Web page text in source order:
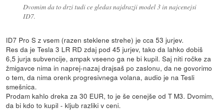
Dvomim da to drzi tudi ce gledas najdrazji model 3 in najcenejsi
ID7.
ID7 Pro S z vsem (razen steklene strehe) je cca 53 jurjev.
Res da je Tesla 3 LR RD zdaj pod 45 jurjev, tako da lahko dobiš
6,5 jurja subvencije, ampak vseeno ga ne bi kupil. Saj niti ročke za
žmigavce nima in naprej-nazaj drajsaš po zaslonu, da ne govorimo
o tem, da nima orenk progresivnega volana, audio je na Tesli
smešnica.
Prodam kahlo dreka za 30 EUR, to je še cenejše od T M3. Dvomim,
da bi kdo to kupil - kljub razliki v ceni.